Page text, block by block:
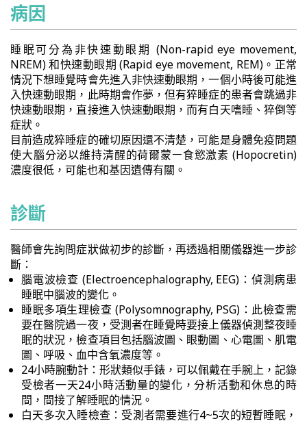
病因
睡眠可分為非快速動眼期 (Non-rapid eye movement,
NREM) 和快速動眼期 (Rapid eye movement, REM)。正常
情況下想睡覺時會先進入非快速動眼期，一個小時後可能進
入快速動眼期，此時期會作夢，但有猝睡症的患者會跳過非
快速動眼期，直接進入快速動眼期，而有白天嗜睡、猝倒等
症狀。
目前造成猝睡症的確切原因還不清楚，可能是身體免疫問題
使大腦分泌以維持清醒的荷爾蒙ￚ食慾激素 (Hopocretin)
濃度很低，可能也和基因遺傳有關。
診斷
醫師會先詢問症狀做初步的診斷，再透過相關儀器進一步診
斷：
腦電波檢查 (Electroencephalography, EEG)：偵測病患
睡眠中腦波的變化。
睡眠多項生理檢查 (Polysomnography, PSG)：此檢查需
要在醫院過一夜，受測者在睡覺時要接上儀器偵測整夜睡
眠的狀況，檢查項目包括腦波圖、眼動圖、心電圖、肌電
圖、呼吸、血中含氧濃度等。
24小時腕動計：形狀類似手錶，可以佩戴在手腕上，記錄
受檢者一天24小時活動量的變化，分析活動和休息的時
間，間接了解睡眠的情況。
白天多次入睡檢查：受測者需要進行4~5次的短暫睡眠，